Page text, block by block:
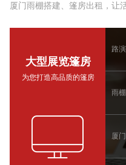
厦门雨棚搭建、篷房出租，让
大型展览篷房
为您打造高品质的篷房
路
雨
厦